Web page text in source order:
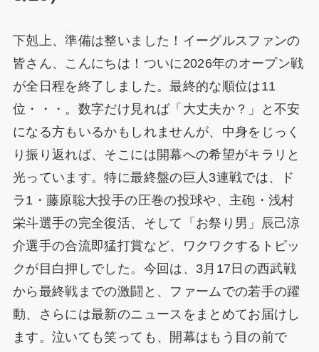
下剋上、準備は整いました！イーグルスファンの
皆さん、こんにちは！ついに2026年のオープン戦
が全日程を終了しました。最終的な順位は11
位・・・。数字だけ見れば「大丈夫か？」と不安
になる方もいるかもしれませんが、中身をじっく
り振り返れば、そこには開幕への希望がキラリと
光っています。特に最終盤の巨人3連戦では、ド
ラ1・藤原聡大投手の圧巻の投球や、主砲・浅村
栄斗選手の完全復活、そして「お祭り男」辰己涼
介選手の合流即猛打賞など、ワクワクするトピッ
クが目白押しでした。今回は、3月17日の西武戦
から最終戦までの激闘と、ファームでの若手の躍
動、さらには最新のニュースをまとめてお届けし
ます。泣いても笑っても、開幕はもう目の前で